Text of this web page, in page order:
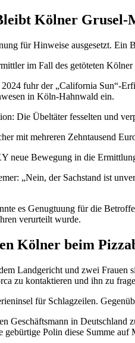
Kölner Grusel-
für Hinweise ausgesetzt.
im Fall des getöteten
fuhr der „California Sun“-
in Köln-Hahnwald ein.
Die Übeltäter fesselten und
mit mehreren Zehntausend
neue Bewegung in die
„Nein, der Sachstand ist
es Genugtuung für die
verurteilt wurde.
Kölner beim
Landgericht und zwei
zu kontaktieren und ihn zu
für Schlagzeilen.
Geschäftsmann in
gebürtige Polin diese Summe